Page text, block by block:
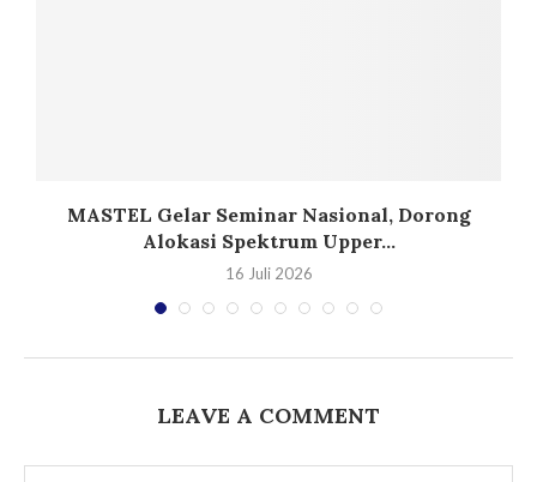
MASTEL Gelar Seminar Nasional, Dorong
Alokasi Spektrum Upper...
16 Juli 2026
LEAVE A COMMENT